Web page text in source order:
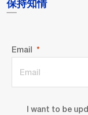
保持知情
Email
I want to be